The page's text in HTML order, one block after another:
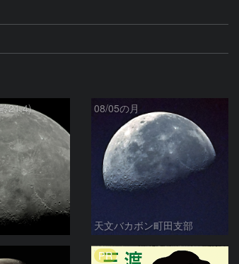
21.4) 08/05の月
天文バカボン町田支部
PR